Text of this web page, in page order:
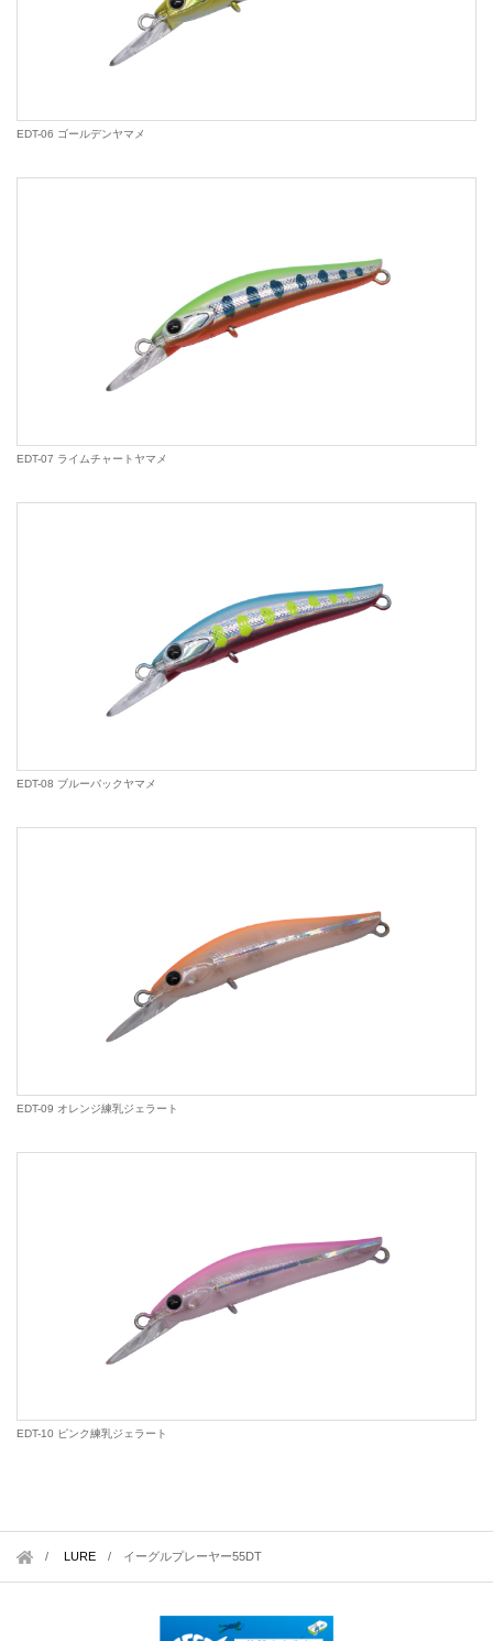
EDT-06 ゴールデンヤマメ
EDT-07 ライムチャートヤマメ
EDT-08 ブルーバックヤマメ
EDT-09 オレンジ練乳ジェラート
EDT-10 ピンク練乳ジェラート
LURE / イーグルプレーヤー55DT